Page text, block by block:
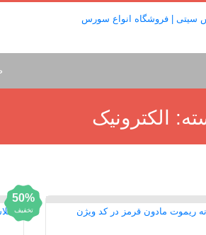
الکترونیک
50%
تخفیف